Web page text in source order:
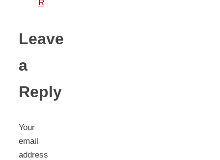
R
Leave
a
Reply
Your
email
address